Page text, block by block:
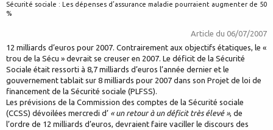
page:
Sécurité sociale : Les dépenses d’assurance maladie pourraient augmenter de 50
%
Article du 06/07/2007
12 milliards d’euros pour 2007. Contrairement aux objectifs étatiques, le «
trou de la Sécu » devrait se creuser en 2007. Le déficit de la Sécurité
Sociale était ressorti à 8,7 milliards d’euros l’année dernier et le
gouvernement tablait sur 8 milliards pour 2007 dans son Projet de loi de
financement de la Sécurité sociale (PLFSS).
Les prévisions de la Commission des comptes de la Sécurité sociale
(CCSS) dévoilées mercredi d’ « un retour à un déficit très élevé », de
l’ordre de 12 milliards d’euros, devraient faire vaciller le discours des